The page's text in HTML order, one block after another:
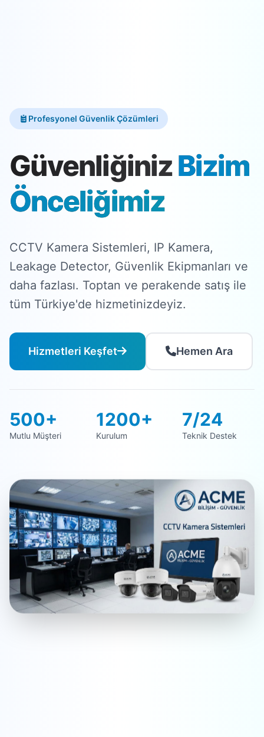
Profesyonel Güvenlik Çözümleri
GüvenliğinizBizim
Önceliğimiz
CCTV Kamera Sistemleri, IP Kamera,
Leakage Detector, Güvenlik Ekipmanları ve
daha fazlası. Toptan ve perakende satış ile
tüm Türkiye'de hizmetinizdeyiz.
Hizmetleri Keşfet Hemen Ara
500+
Mutlu Müşteri
1200+
Kurulum
7/24
Teknik Destek